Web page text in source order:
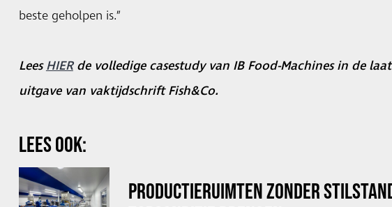
beste geholpen is.”
LeesHIERde volledige casestudy van IB Food-Machines in de
uitgave van vaktijdschrift Fish&Co.
LEES OOK:
PRODUCTIERUIMTEN ZONDER